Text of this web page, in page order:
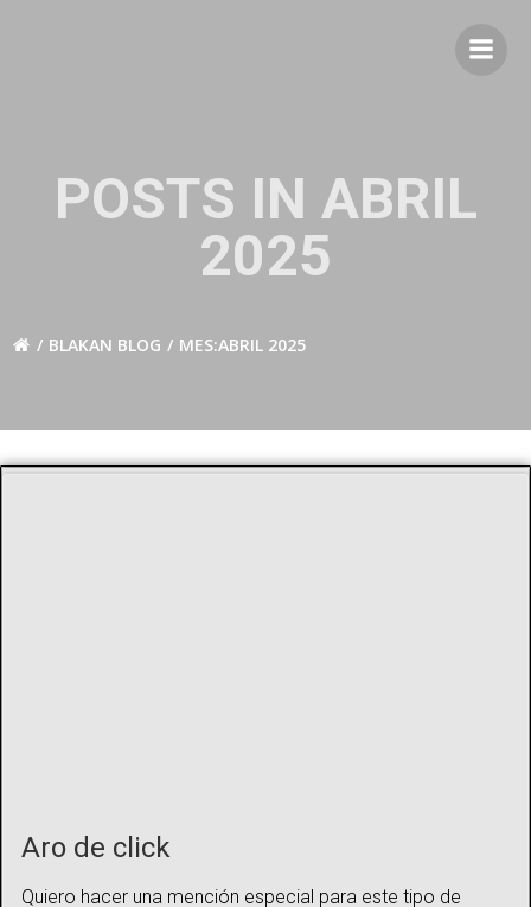
POSTS IN ABRIL
2025
BLAKAN BLOG MES:ABRIL 2025
Aro de click
Quiero hacer una mención especial para este tipo de